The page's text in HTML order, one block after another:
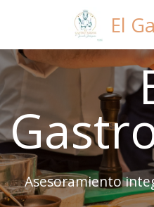
contenido
principal
El
Asesoramiento